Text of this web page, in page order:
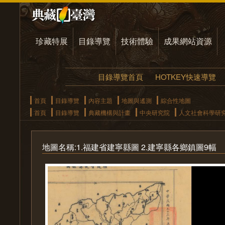
珍藏特展 目錄導覽 技術體驗 成果網站資源
目錄導覽首頁 HOTKEY快速導覽
首頁 目錄導覽 內容主題 地圖與遙測
綜合性地圖
首頁
目錄導覽 典藏機構與計畫 中央研究院 人文社會科學研
地圖名稱:1.福建省建寧縣圖 2.建寧縣各鄉鎮圖9幅